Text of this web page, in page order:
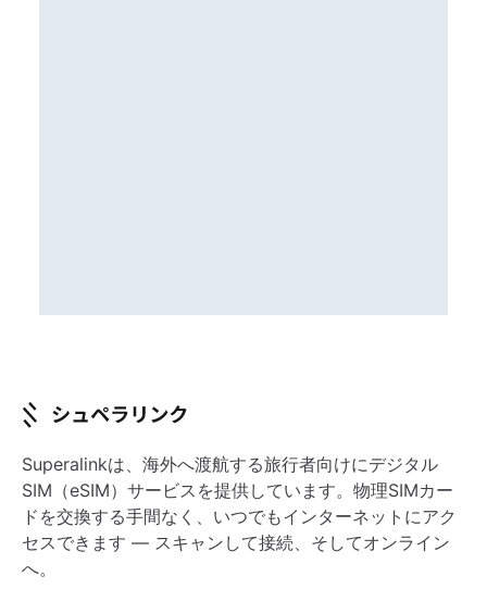
Superalinkは、海外へ渡航する旅行者向けにデジタル
SIM（eSIM）サービスを提供しています。物理SIMカー
ドを交換する手間なく、いつでもインターネットにアク
セスできます — スキャンして接続、そしてオンライン
へ。